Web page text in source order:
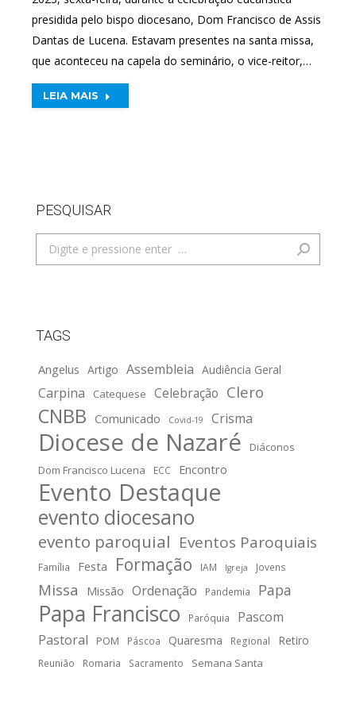
presidida pelo bispo diocesano, Dom Francisco de Assis
Dantas de Lucena. Estavam presentes na santa missa,
que aconteceu na capela do seminário, o vice-reitor,…
LEIA MAIS
PESQUISAR
Search:
TAGS
Angelus Artigo Assembleia Audiência Geral
Carpina Catequese Celebração Clero
CNBB Comunicado Covid-19 Crisma
Diocese de Nazaré
Diáconos
Dom Francisco Lucena
ECC Encontro
Evento Destaque
evento diocesano
evento paroquial Eventos Paroquiais
Família Festa Formação IAM Igreja Jovens
Missa Missão Ordenação Pandemia Papa
Papa Francisco Paróquia
Pascom
Pastoral
POM Páscoa Quaresma Regional Retiro
Reunião Romaria Sacramento Semana Santa